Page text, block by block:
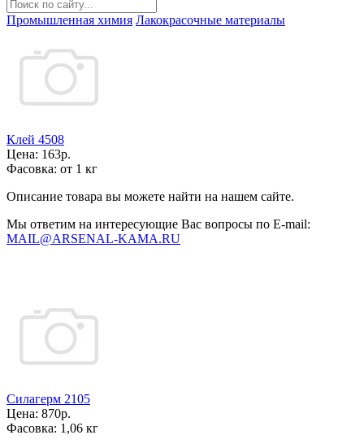
Промышленная химия Лакокрасочные материалы
Клей 4508
Цена: 163р.
Фасовка: от 1 кг
Описание товара вы можете найти на нашем сайте.
Мы ответим на интересующие Вас вопросы по E-mail:
MAIL@ARSENAL-KAMA.RU
Силагерм 2105
Цена: 870р.
Фасовка: 1,06 кг